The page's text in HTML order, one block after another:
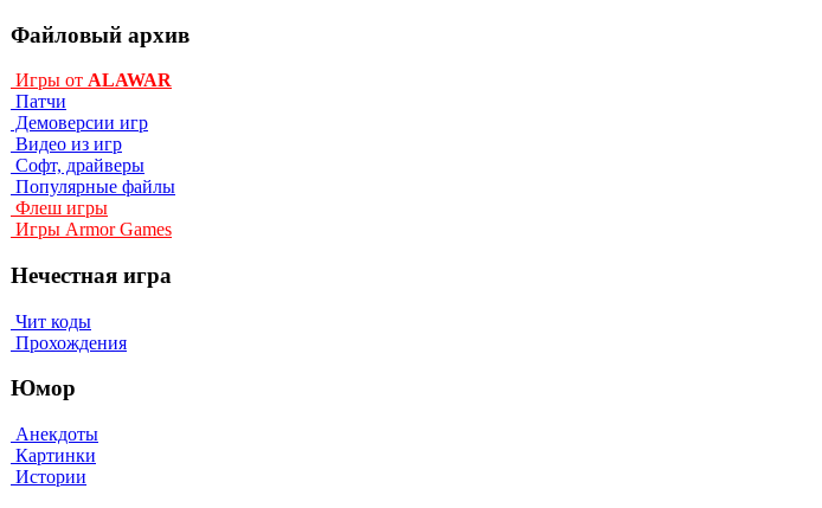
Файловый архив
Игры от ALAWAR
Патчи
Демоверсии игр
Видео из игр
Софт, драйверы
Популярные файлы
Флеш игры
Игры Armor Games
Нечестная игра
Чит коды
Прохождения
Юмор
Анекдоты
Картинки
Истории